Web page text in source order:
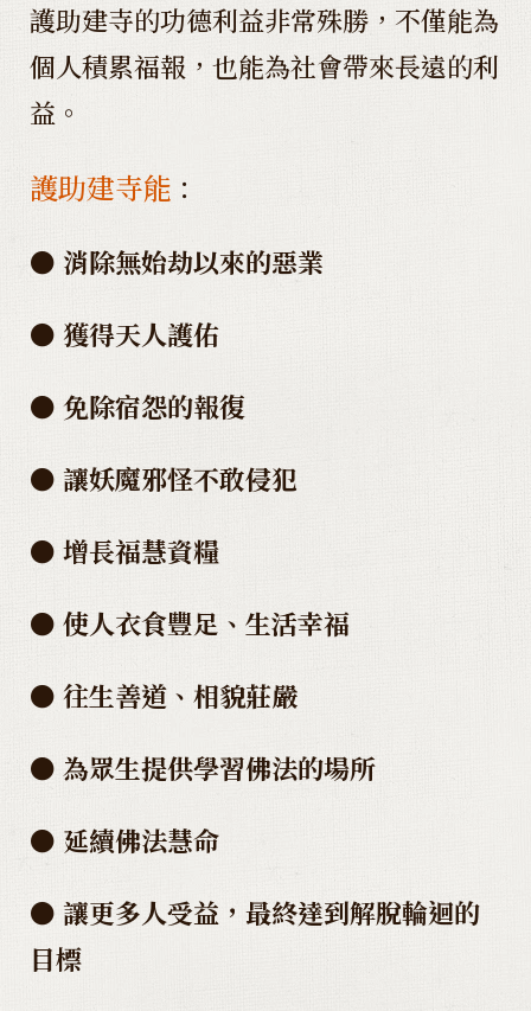
護助建寺的功德利益非常殊勝，不僅能為
個人積累福報，也能為社會帶來長遠的利
益。
護助建寺能 ：
● 消除無始劫以來的惡業
● 獲得天人護佑
● 免除宿怨的報復
● 讓妖魔邪怪不敢侵犯
● 增長福慧資糧
● 使人衣食豐足、生活幸福
● 往生善道、相貌莊嚴
● 為眾生提供學習佛法的場所
● 延續佛法慧命
● 讓更多人受益，最終達到解脫輪迴的
目標